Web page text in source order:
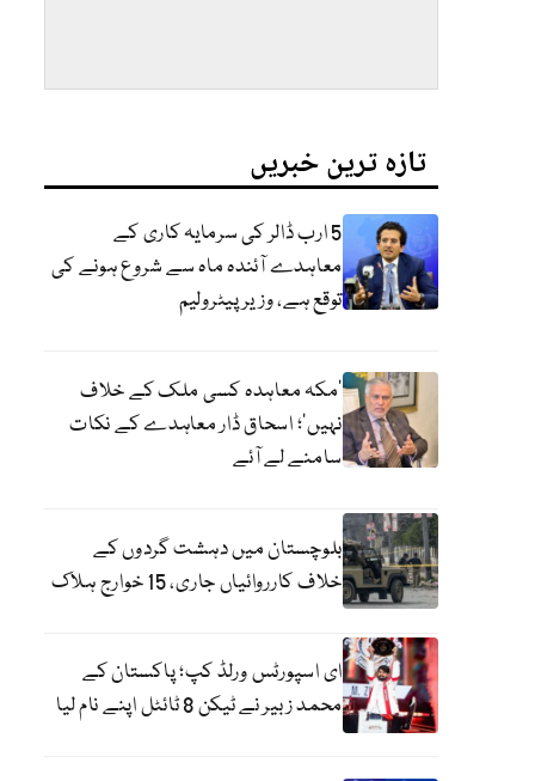
تازہ ترین خبریں
5 ارب ڈالر کی سرمایہ کاری کے
معاہدے آئندہ ماہ سے شروع ہونے کی
توقع ہے، وزیر پیٹرولیم
‘مکہ معاہدہ کسی ملک کے خلاف
نہیں’؛ اسحاق ڈار معاہدے کے نکات
سامنے لے آئے
بلوچستان میں دہشت گردوں کے
خلاف کارروائیاں جاری، 15 خوارج ہلاک
ای اسپورٹس ورلڈ کپ؛ پاکستان کے
محمد زبیر نے ٹیکن 8 ٹائٹل اپنے نام لیا